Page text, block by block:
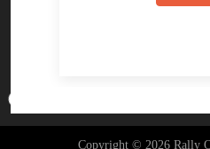
Copyright © 2026 Rally